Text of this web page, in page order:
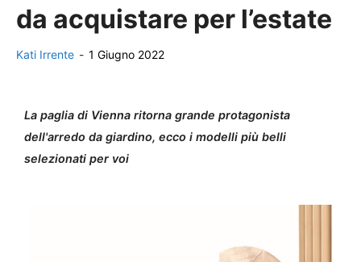
da acquistare per l’estate
Kati Irrente - 1 Giugno 2022
La paglia di Vienna ritorna grande protagonista
dell'arredo da giardino, ecco i modelli più belli
selezionati per voi